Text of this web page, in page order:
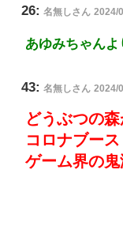
26: 名無しさん 2024/
あゆみちゃんよ
43: 名無しさん 2024/
どうぶつの
コロナブー
ゲーム界の